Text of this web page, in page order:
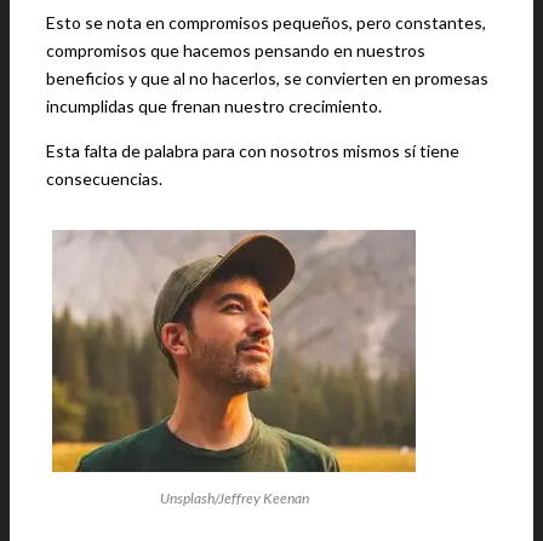
Esto se nota en compromisos pequeños, pero constantes,
compromisos que hacemos pensando en nuestros
beneficios y que al no hacerlos, se convierten en promesas
incumplidas que frenan nuestro crecimiento.
Esta falta de palabra para con nosotros mismos sí tiene
consecuencias.
Unsplash/Jeffrey Keenan